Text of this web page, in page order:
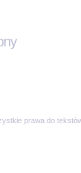
prawa do